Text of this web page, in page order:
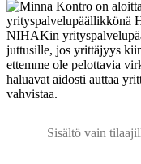
NIHAKin
juttusille, jos yrittäjyys
ettemme ole pelottavia
haluavat aidosti auttaa
vahvistaa.
Sisältö vain